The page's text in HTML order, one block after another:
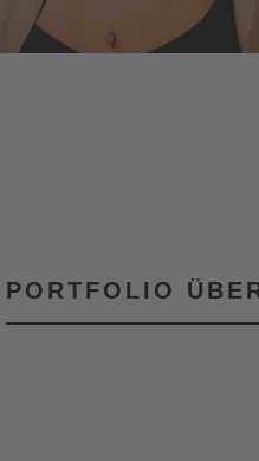
PORTFOLIO